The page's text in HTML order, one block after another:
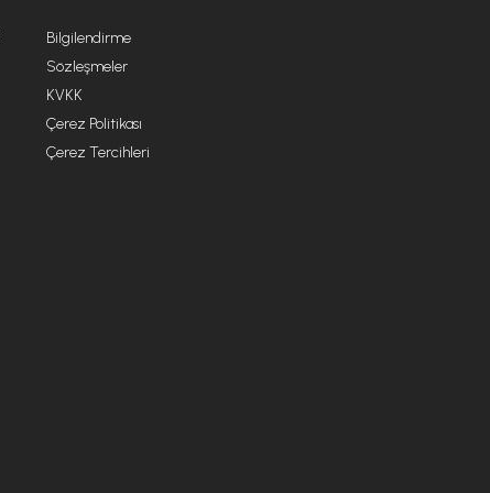
Bilgilendirme
Sözleşmeler
KVKK
Çerez Politikası
Çerez Tercihleri